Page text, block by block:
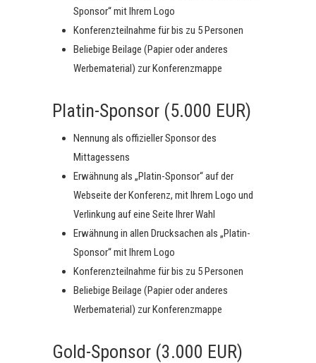
Sponsor“ mit Ihrem Logo
Konferenzteilnahme für bis zu 5 Personen
Beliebige Beilage (Papier oder anderes
Werbematerial) zur Konferenzmappe
Platin-Sponsor (5.000 EUR)
Nennung als offizieller Sponsor des
Mittagessens
Erwähnung als „Platin-Sponsor“ auf der
Webseite der Konferenz, mit Ihrem Logo und
Verlinkung auf eine Seite Ihrer Wahl
Erwähnung in allen Drucksachen als „Platin-
Sponsor“ mit Ihrem Logo
Konferenzteilnahme für bis zu 5 Personen
Beliebige Beilage (Papier oder anderes
Werbematerial) zur Konferenzmappe
Gold-Sponsor (3.000 EUR)